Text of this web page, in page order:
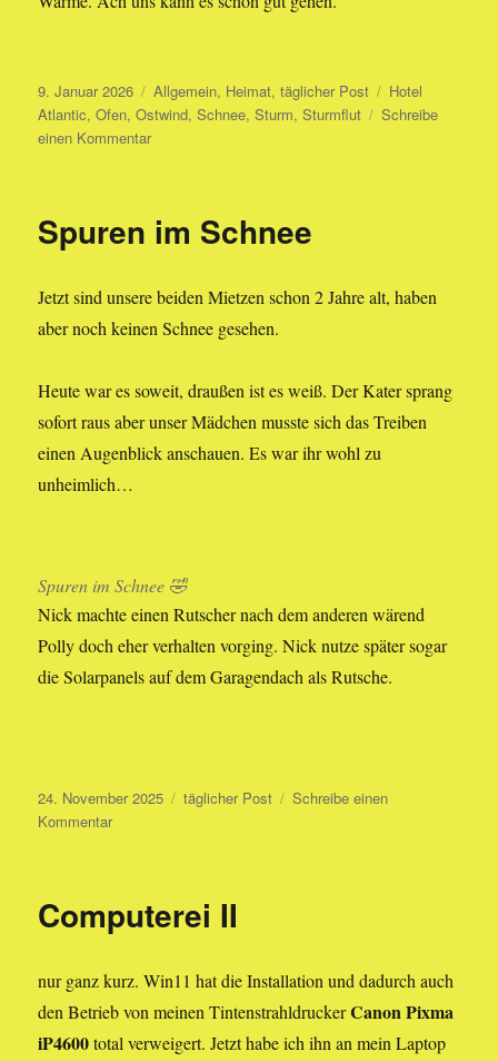
Veröffentlicht
am
9. Januar 2026 Kategorien
Allgemein, Heimat,täglicher Post Schlagwörter
Hotel
Atlantic,Ofen,Ostwind,Schnee,Sturm,Sturmflut
Schreibe
einen Kommentarzu
Spuren im Schnee
Jetzt sind unsere beiden Mietzen schon 2 Jahre alt, haben
aber noch keinen Schnee gesehen.
Heute war es soweit, draußen ist es weiß. Der Kater sprang
sofort raus aber unser Mädchen musste sich das Treiben
einen Augenblick anschauen. Es war ihr wohl zu
unheimlich…
Spuren im Schnee 🤣
Nick machte einen Rutscher nach dem anderen wärend
Polly doch eher verhalten vorging. Nick nutze später sogar
die Solarpanels auf dem Garagendach als Rutsche.
Veröffentlicht
am
24. November 2025 Kategorien
täglicher Post
Schreibe einen
Kommentarzu
Computerei II
nur ganz kurz. Win11 hat die Installation und dadurch auch
den Betrieb von meinen TintenstrahldruckerCanon Pixma
iP4600total verweigert. Jetzt habe ich ihn an mein Laptop